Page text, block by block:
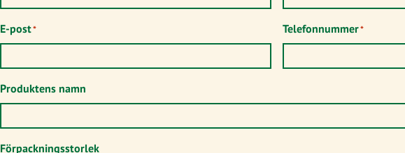
E-post* Telefonnummer*
Produktens namn
Förpackningsstorlek